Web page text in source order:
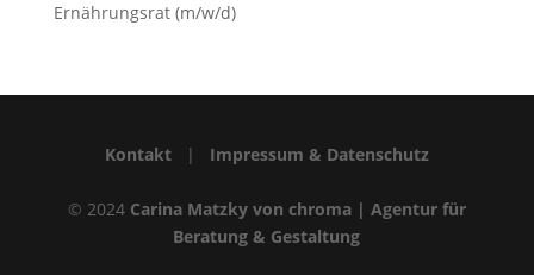
Ernährungsrat (m/w/d)
Kontakt | Impressum & Datenschutz
© 2024 Carina Matzky von chroma | Agentur für
Beratung & Gestaltung